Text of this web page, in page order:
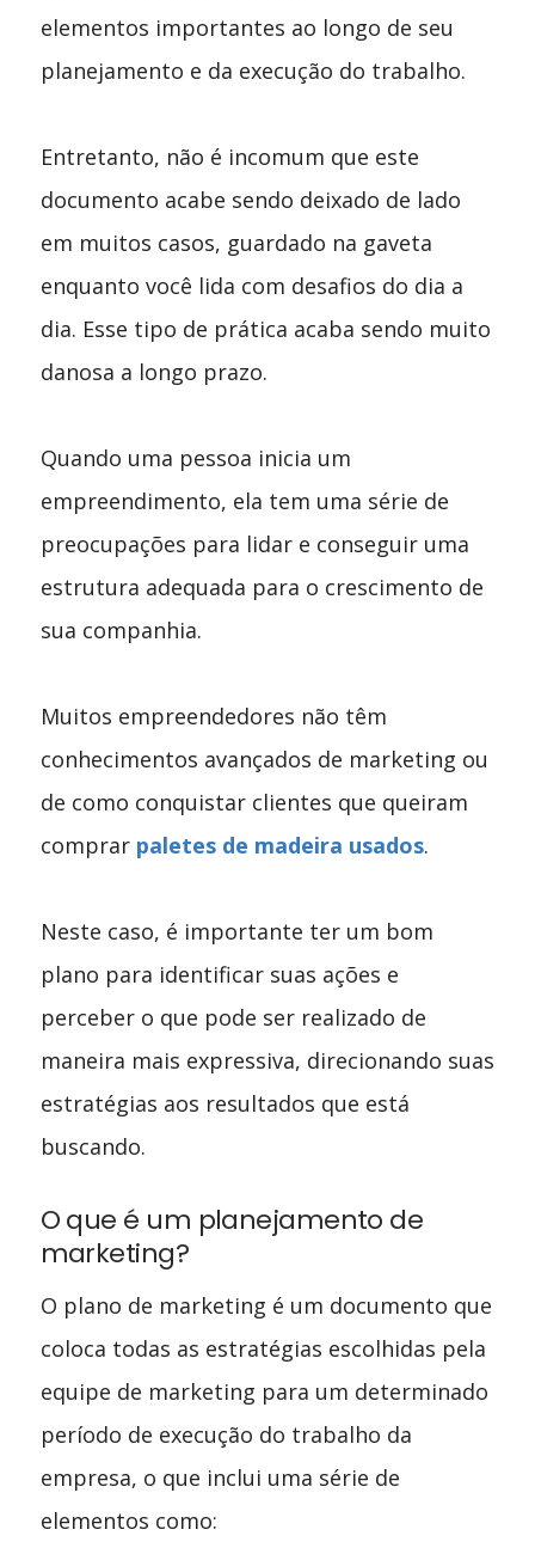
elementos importantes ao longo de seu
planejamento e da execução do trabalho.
Entretanto, não é incomum que este
documento acabe sendo deixado de lado
em muitos casos, guardado na gaveta
enquanto você lida com desafios do dia a
dia. Esse tipo de prática acaba sendo muito
danosa a longo prazo.
Quando uma pessoa inicia um
empreendimento, ela tem uma série de
preocupações para lidar e conseguir uma
estrutura adequada para o crescimento de
sua companhia.
Muitos empreendedores não têm
conhecimentos avançados de marketing ou
de como conquistar clientes que queiram
comprar paletes de madeira usados.
Neste caso, é importante ter um bom
plano para identificar suas ações e
perceber o que pode ser realizado de
maneira mais expressiva, direcionando suas
estratégias aos resultados que está
buscando.
O que é um planejamento de
marketing?
O plano de marketing é um documento que
coloca todas as estratégias escolhidas pela
equipe de marketing para um determinado
período de execução do trabalho da
empresa, o que inclui uma série de
elementos como: